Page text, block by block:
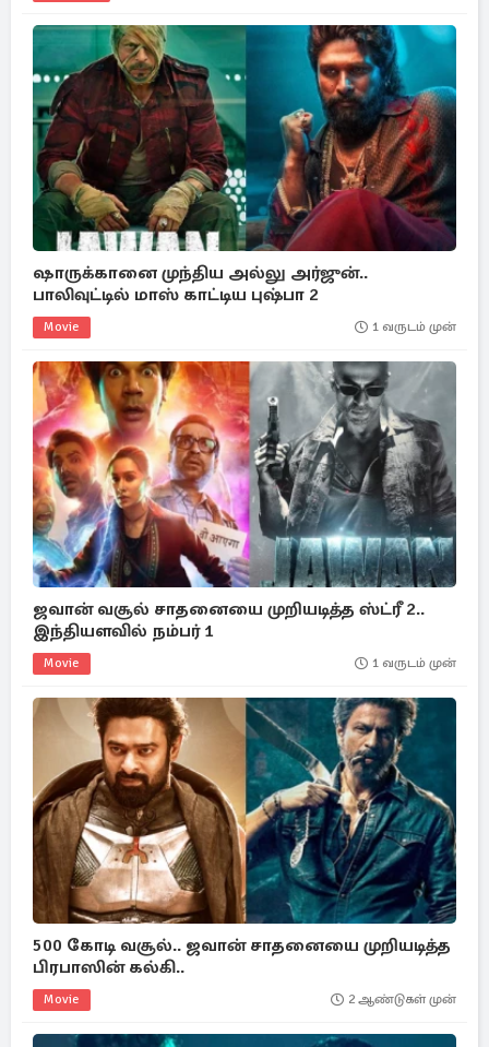
ஷாருக்கானை முந்திய அல்லு அர்ஜுன்..
பாலிவுட்டில் மாஸ் காட்டிய புஷ்பா 2
Movie 1 வருடம் முன்
ஜவான் வசூல் சாதனையை முறியடித்த ஸ்ட்ரீ 2..
இந்தியளவில் நம்பர் 1
Movie 1 வருடம் முன்
500 கோடி வசூல்.. ஜவான் சாதனையை முறியடித்த
பிரபாஸின் கல்கி..
Movie 2 ஆண்டுகள் முன்